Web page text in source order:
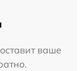
ваше